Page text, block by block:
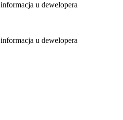
informacja u dewelopera
informacja u dewelopera